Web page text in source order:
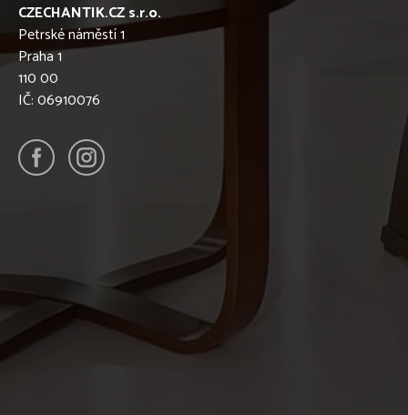
CZECHANTIK.CZ s.r.o.
Petrské náměstí 1
Praha 1
110 00
IČ: 06910076